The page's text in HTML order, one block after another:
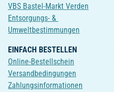
VBS Bastel-Markt Verden
Entsorgungs- &
Umweltbestimmungen
EINFACH BESTELLEN
Online-Bestellschein
Versandbedingungen
Zahlungsinformationen